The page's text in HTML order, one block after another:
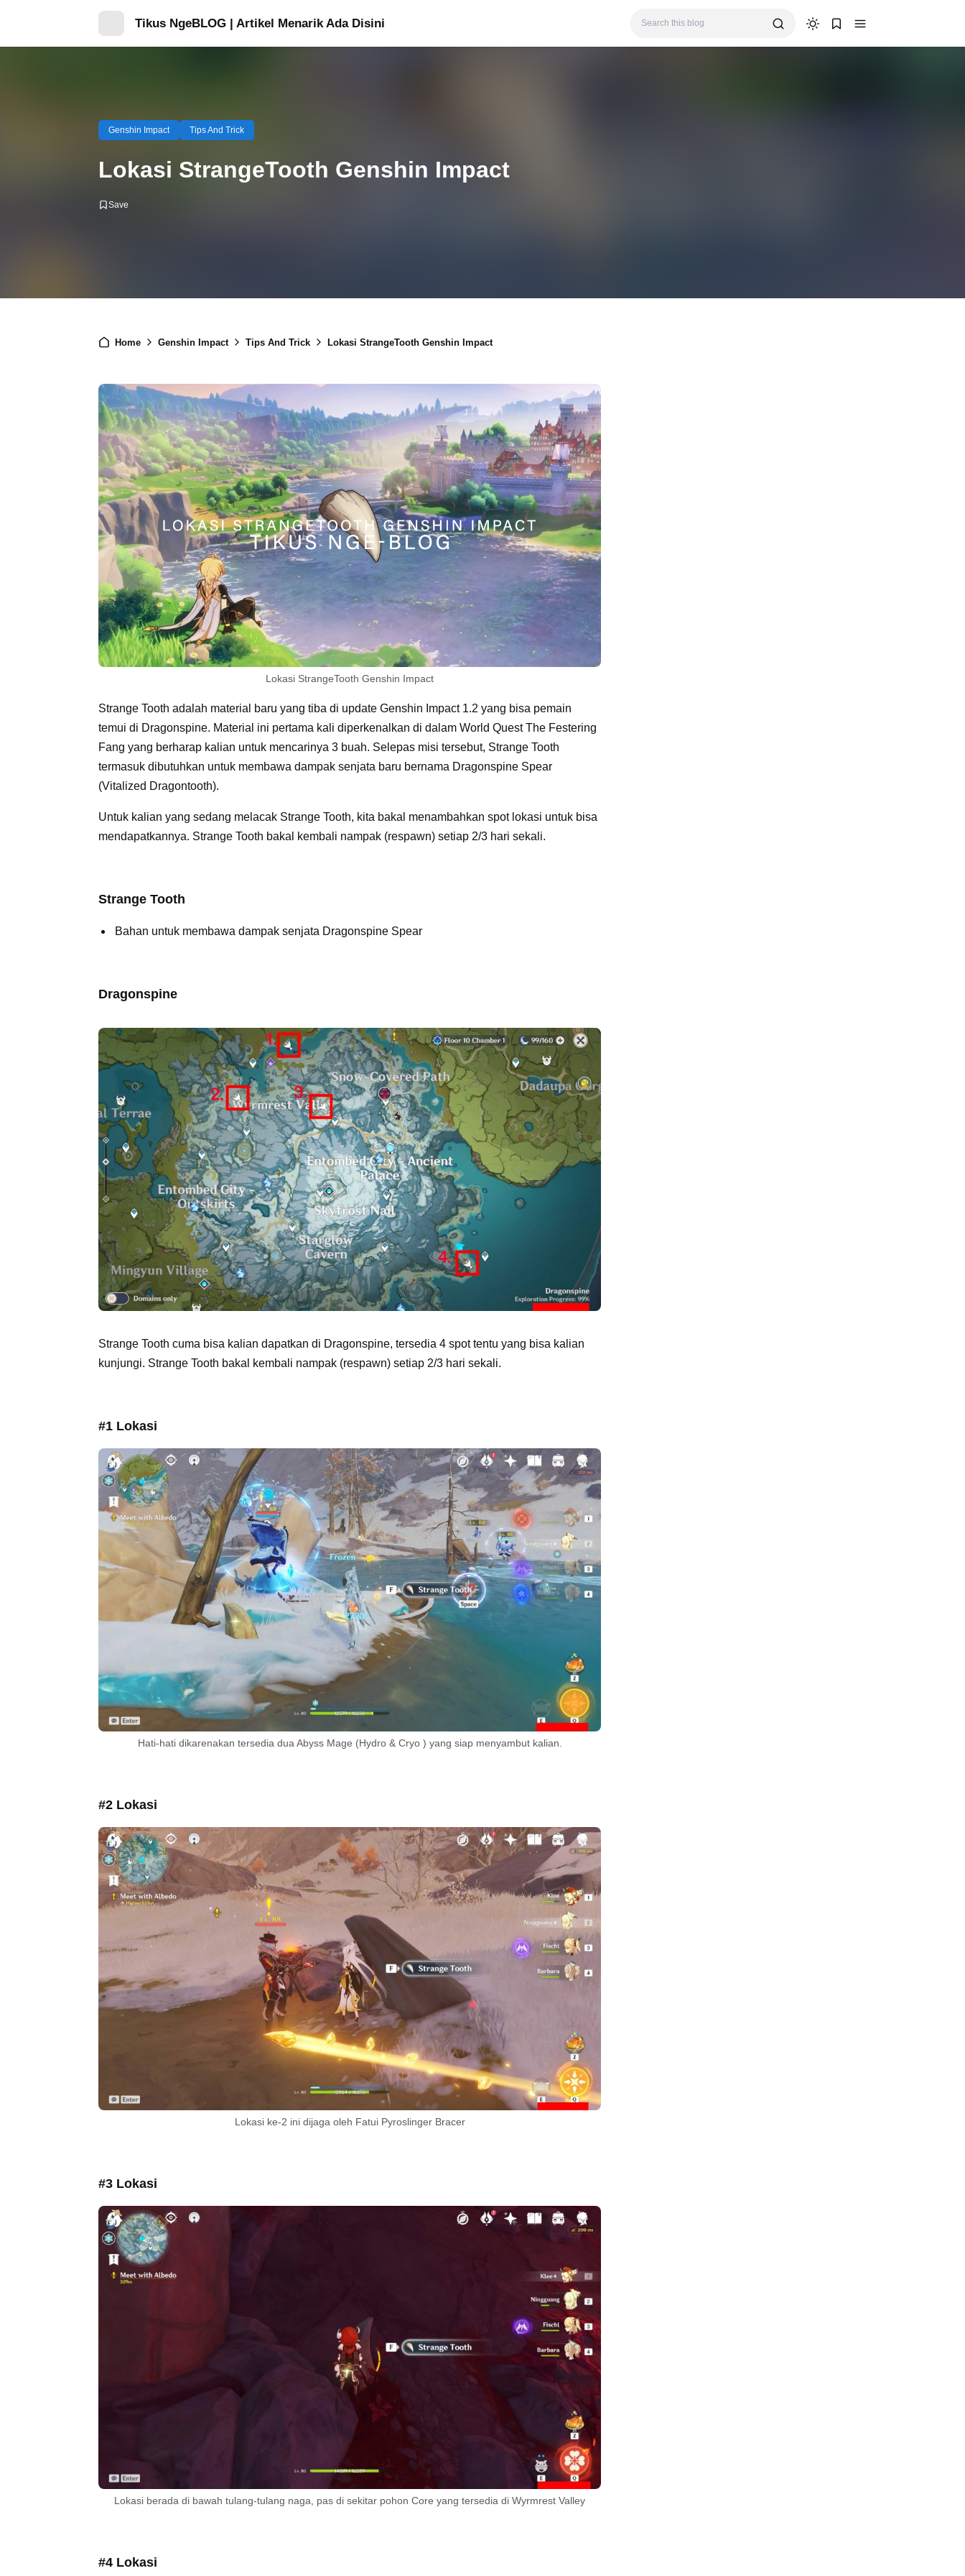
Tikus NgeBLOG | Artikel Menarik Ada Disini
Genshin Impact Tips And Trick
Lokasi StrangeTooth Genshin Impact
Home Genshin Impact Tips And Trick Lokasi StrangeTooth Genshin Impact
Lokasi StrangeTooth Genshin Impact
Strange Tooth adalah material baru yang tiba di update Genshin Impact 1.2 yang bisa pemain
temui di Dragonspine. Material ini pertama kali diperkenalkan di dalam World Quest The Festering
Fang yang berharap kalian untuk mencarinya 3 buah. Selepas misi tersebut, Strange Tooth
termasuk dibutuhkan untuk membawa dampak senjata baru bernama Dragonspine Spear
(Vitalized Dragontooth).
Untuk kalian yang sedang melacak Strange Tooth, kita bakal menambahkan spot lokasi untuk bisa
mendapatkannya. Strange Tooth bakal kembali nampak (respawn) setiap 2/3 hari sekali.
Strange Tooth
Bahan untuk membawa dampak senjata Dragonspine Spear
Dragonspine
Strange Tooth cuma bisa kalian dapatkan di Dragonspine, tersedia 4 spot tentu yang bisa kalian
kunjungi. Strange Tooth bakal kembali nampak (respawn) setiap 2/3 hari sekali.
#1 Lokasi
Hati-hati dikarenakan tersedia dua Abyss Mage (Hydro & Cryo ) yang siap menyambut kalian.
#2 Lokasi
Lokasi ke-2 ini dijaga oleh Fatui Pyroslinger Bracer
#3 Lokasi
Lokasi berada di bawah tulang-tulang naga, pas di sekitar pohon Core yang tersedia di Wyrmrest Valley
#4 Lokasi